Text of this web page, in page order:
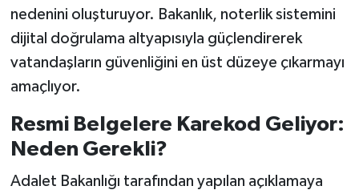
nedenini oluşturuyor. Bakanlık, noterlik sistemini
dijital doğrulama altyapısıyla güçlendirerek
vatandaşların güvenliğini en üst düzeye çıkarmayı
amaçlıyor.
Resmi Belgelere Karekod Geliyor:
Neden Gerekli?
Adalet Bakanlığı tarafından yapılan açıklamaya